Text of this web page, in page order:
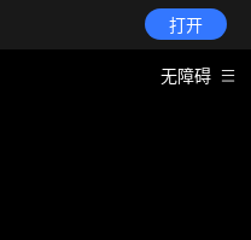
打开
无障碍